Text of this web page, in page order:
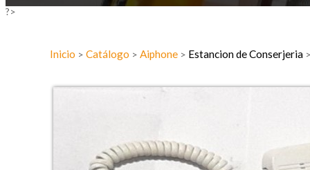
?>
Inicio > Catálogo > Aiphone > Estancion de Conserjeria